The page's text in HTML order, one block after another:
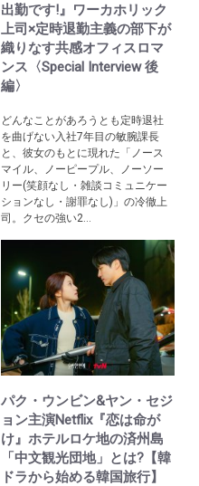
出勤です!』ワーカホリック
上司×定時退勤主義の部下が
織りなす共感オフィスロマ
ンス〈Special Interview 後
編〉
どんなことがあろうとも定時退社
を曲げない入社7年目の敏腕課長
と、彼女のもとに現れた「ノース
マイル、ノーピープル、ノーソー
リー(笑顔なし・雑談コミュニケー
ションなし・謝罪なし)」の冷徹上
司。クセの強い2...
パク・ウンビン&ヤン・セジ
ョン主演Netflix『恋は命が
け』ホテルロケ地の済州島
「中文観光団地」とは?【韓
ドラから始める韓国旅行】